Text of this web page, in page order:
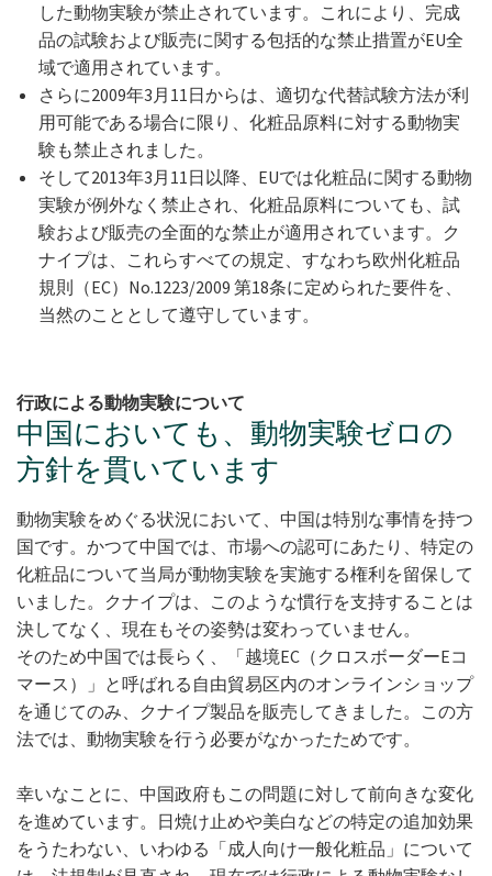
した動物実験が禁止されています。これにより、完成
品の試験および販売に関する包括的な禁止措置がEU全
域で適用されています。
さらに2009年3月11日からは、適切な代替試験方法が利
用可能である場合に限り、化粧品原料に対する動物実
験も禁止されました。
そして2013年3月11日以降、EUでは化粧品に関する動物
実験が例外なく禁止され、化粧品原料についても、試
験および販売の全面的な禁止が適用されています。ク
ナイプは、これらすべての規定、すなわち欧州化粧品
規則（EC）No.1223/2009 第18条に定められた要件を、
当然のこととして遵守しています。
行政による動物実験について
中国においても、動物実験ゼロの
方針を貫いています
動物実験をめぐる状況において、中国は特別な事情を持つ
国です。かつて中国では、市場への認可にあたり、特定の
化粧品について当局が動物実験を実施する権利を留保して
いました。クナイプは、このような慣行を支持することは
決してなく、現在もその姿勢は変わっていません。
そのため中国では長らく、「越境EC（クロスボーダーEコ
マース）」と呼ばれる自由貿易区内のオンラインショップ
を通じてのみ、クナイプ製品を販売してきました。この方
法では、動物実験を行う必要がなかったためです。
幸いなことに、中国政府もこの問題に対して前向きな変化
を進めています。日焼け止めや美白などの特定の追加効果
をうたわない、いわゆる「成人向け一般化粧品」について